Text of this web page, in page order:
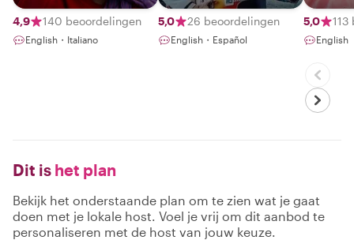
4,9 140 beoordelingen
English・Italiano
5,0 26 beoordelingen
English・Español
5,0
English
Dit is het plan
Bekijk het onderstaande plan om te zien wat je gaat
doen met je lokale host. Voel je vrij om dit aanbod te
personaliseren met de host van jouw keuze.